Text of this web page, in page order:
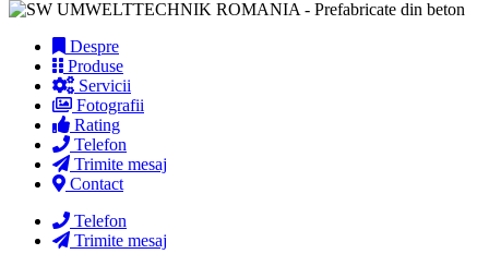
Despre
Produse
Servicii
Fotografii
Rating
Telefon
Trimite mesaj
Contact
Telefon
Trimite mesaj